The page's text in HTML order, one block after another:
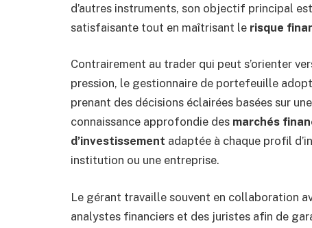
d’autres instruments, son objectif principal est
satisfaisante tout en maîtrisant le risque
Contrairement au trader qui peut s’orienter
pression, le gestionnaire de portefeuille
prenant des décisions éclairées basées sur une
connaissance approfondie des marchés
d’investissement adaptée à chaque profil
institution ou une entreprise.
Le gérant travaille souvent en collaboration
analystes financiers et des juristes afin de